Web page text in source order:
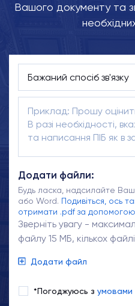
Вашого документу та
Додати файли:
Будь ласка, надсилайте
або Word. Подивіться, ось
отримати .pdf за
Зверніть увагу -
файлу 15 МБ, кількох
Додати файл
*Погоджуюсь з умовами